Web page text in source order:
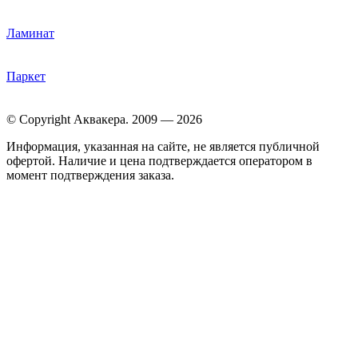
Ламинат
Паркет
© Copyright Аквакера. 2009 — 2026
Информация, указанная на сайте, не является публичной
офертой. Наличие и цена подтверждается оператором в
момент подтверждения заказа.